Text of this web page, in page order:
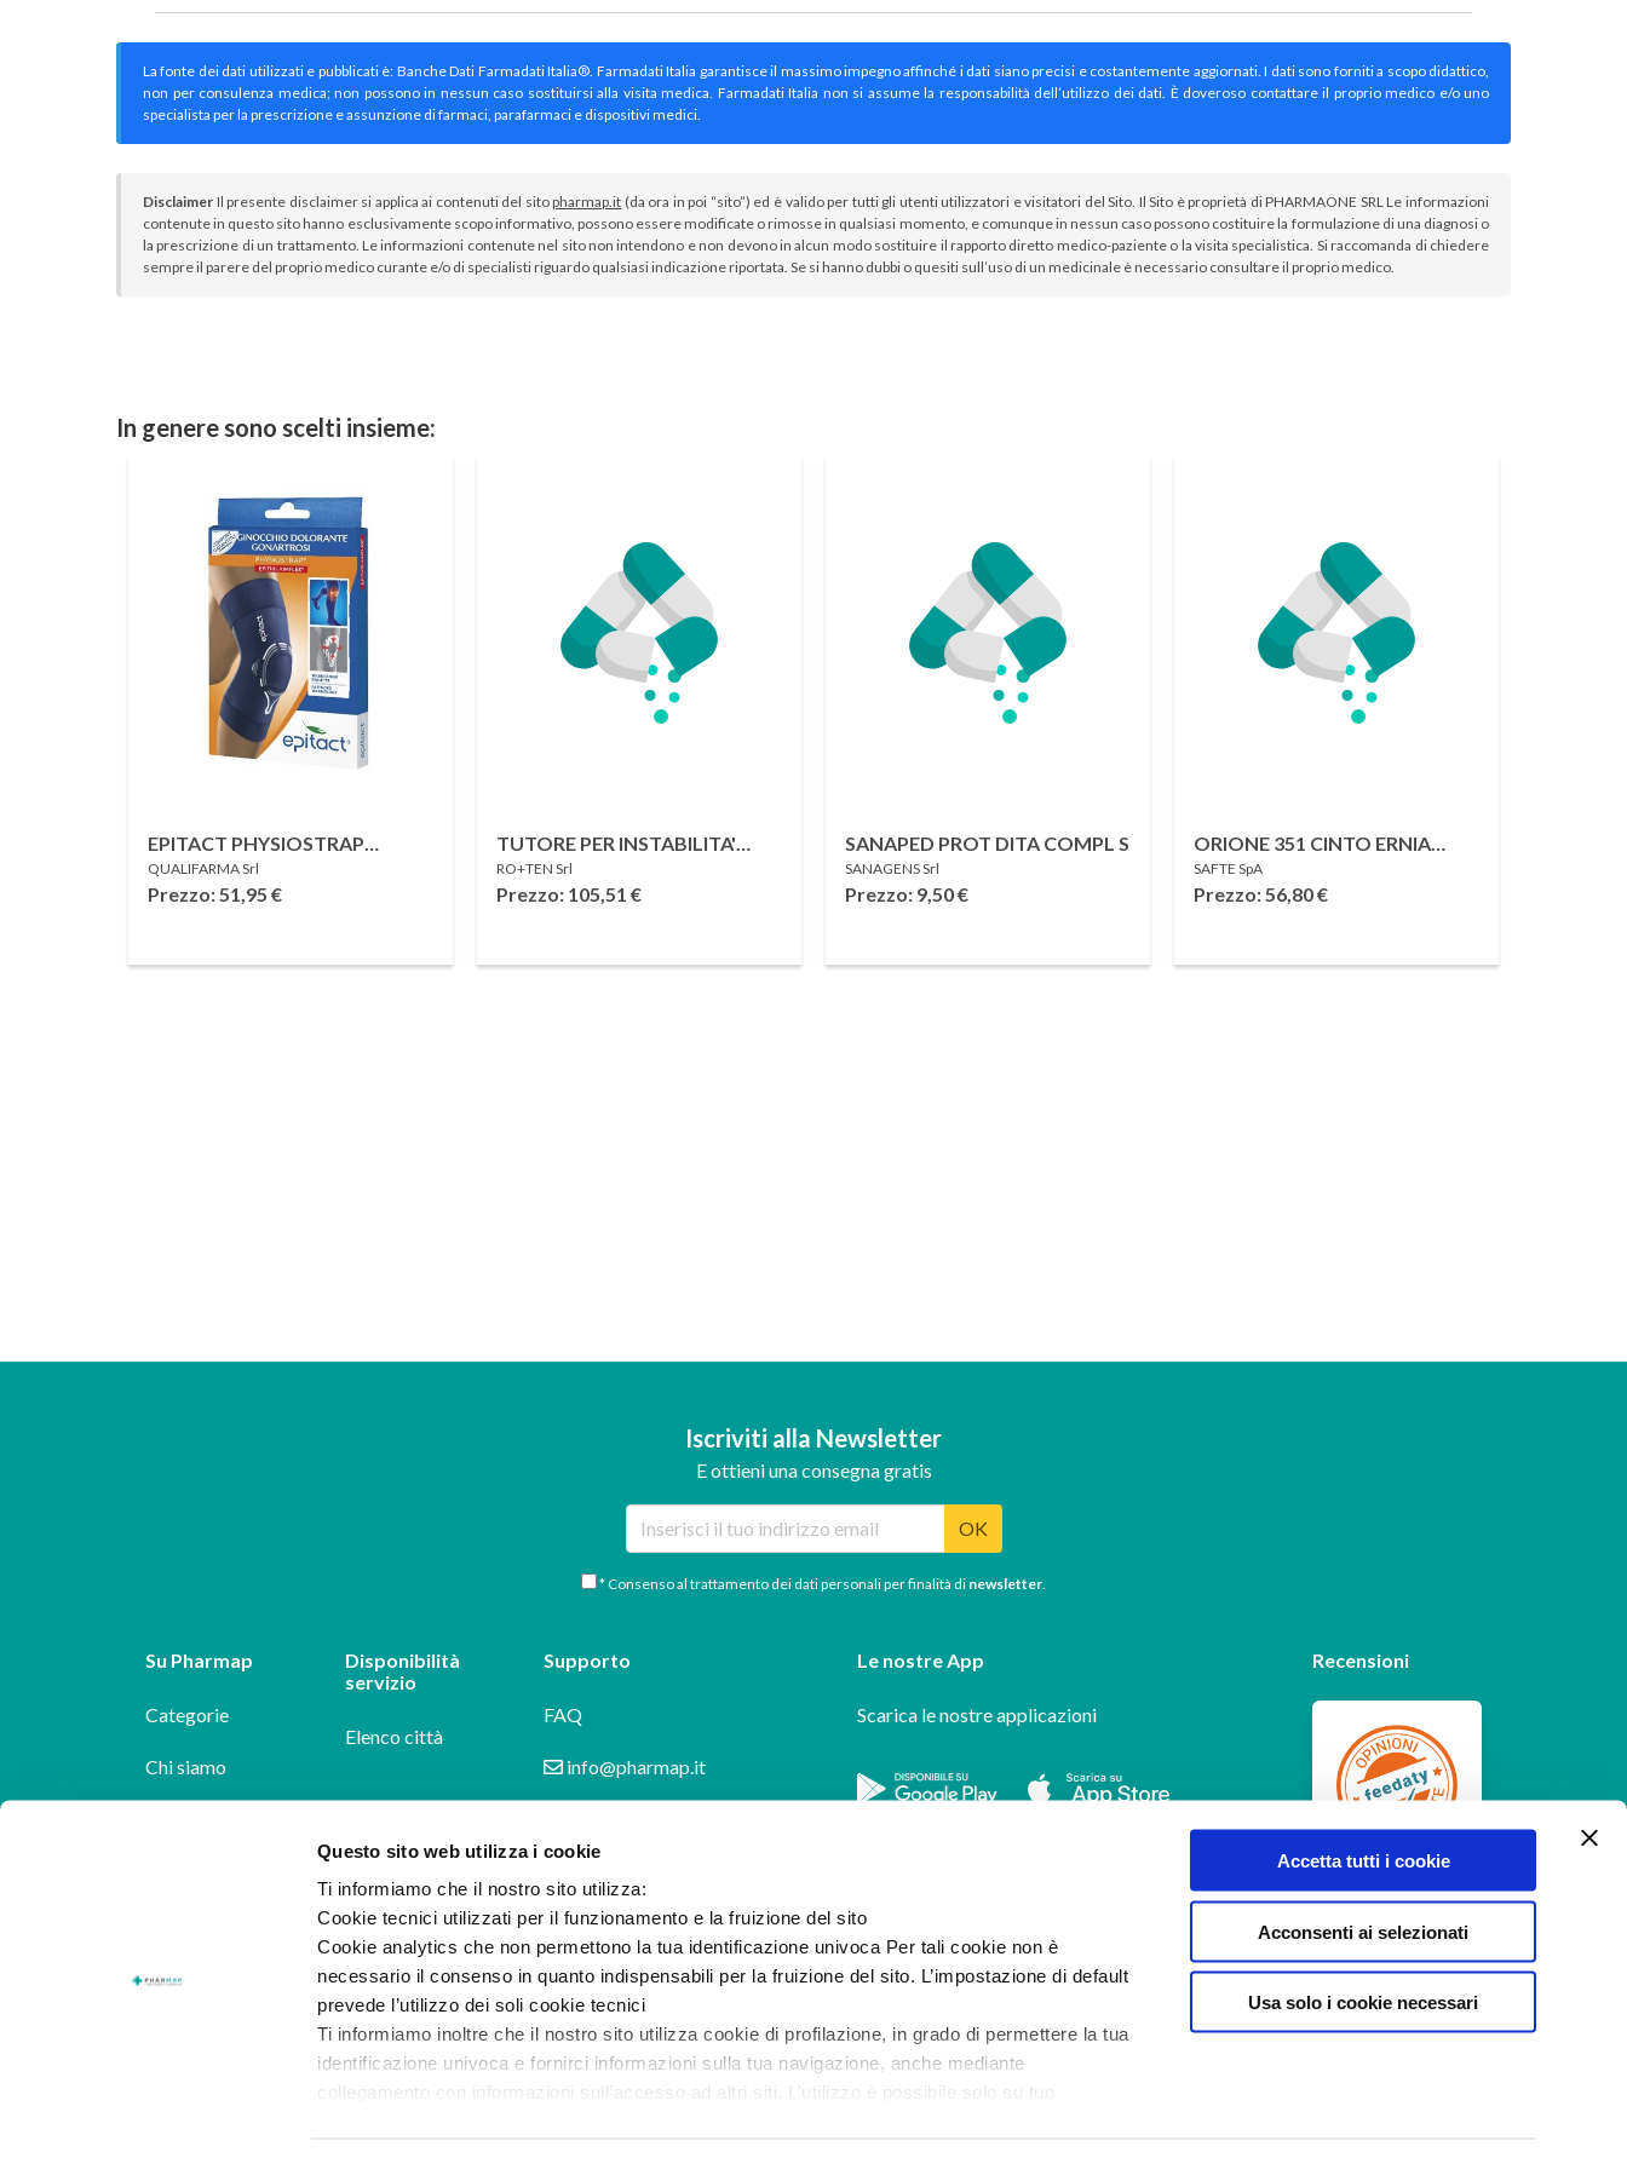
Questo sito web utilizza i cookie
Ti informiamo che il nostro sito utilizza:
Cookie tecnici utilizzati per il funzionamento e la fruizione del sito
Cookie analytics che non permettono la tua identificazione univoca Per tali cookie non è
necessario il consenso in quanto indispensabili per la fruizione del sito. L’impostazione di default
prevede l’utilizzo dei soli cookie tecnici
Ti informiamo inoltre che il nostro sito utilizza cookie di profilazione, in grado di permettere la tua
identificazione univoca e fornirci informazioni sulla tua navigazione, anche mediante
collegamento con informazioni sull’accesso ad altri siti. L’utilizzo è possibile solo su tuo
Accetta tutti i cookie
Acconsenti ai selezionati
Usa solo i cookie necessari
La fonte dei dati utilizzati e pubblicati è: Banche Dati Farmadati Italia®. Farmadati Italia garantisce il massimo impegno affinché i dati siano precisi e costantemente aggiornati. I dati sono forniti a scopo didattico,
non per consulenza medica; non possono in nessun caso sostituirsi alla visita medica. Farmadati Italia non si assume la responsabilità dell’utilizzo dei dati. È doveroso contattare il proprio medico e/o uno
specialista per la prescrizione e assunzione di farmaci, parafarmaci e dispositivi medici.
Disclaimer Il presente disclaimer si applica ai contenuti del sitopharmap.it (da ora in poi “sito”) ed è valido per tutti gli utenti utilizzatori e visitatori del Sito. Il Sito è proprietà di PHARMAONE SRL Le informazioni
contenute in questo sito hanno esclusivamente scopo informativo, possono essere modificate o rimosse in qualsiasi momento, e comunque in nessun caso possono costituire la formulazione di una diagnosi o
la prescrizione di un trattamento. Le informazioni contenute nel sito non intendono e non devono in alcun modo sostituire il rapporto diretto medico-paziente o la visita specialistica. Si raccomanda di chiedere
sempre il parere del proprio medico curante e/o di specialisti riguardo qualsiasi indicazione riportata. Se si hanno dubbi o quesiti sull’uso di un medicinale è necessario consultare il proprio medico.
In genere sono scelti insieme:
EPITACT PHYSIOSTRAP
GONARTROSI TAGLIA S
QUALIFARMA Srl
Prezzo: 51,95 €
TUTORE PER INSTABILITA'
ROTULEA GENUFIT16 DESTRO
MEDIUM
RO+TEN Srl
Prezzo: 105,51 €
SANAPED PROT DITA COMPL S
SANAGENS Srl
Prezzo: 9,50€
ORIONE 351 CINTO ERNIA
MONOLATERALE CON
PELOTTA GRIGIO E BLU
SAFTE SpA
Prezzo: 56,80€
Iscriviti alla Newsletter
E ottieni una consegna gratis
OK
* Consenso al trattamento dei dati personali per finalità di newsletter
Su Pharmap
Categorie
Chi siamo
Disponibilità
servizio
Elenco città
Supporto
FAQ
info@pharmap.it
Le nostre App
Scarica le nostre applicazioni
Recensioni
Feedaty4.7/5
-385